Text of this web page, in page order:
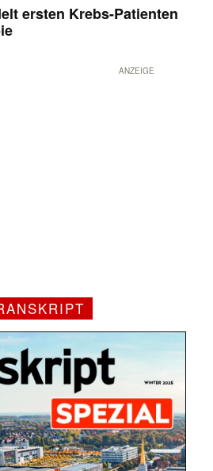
Newsletter
aktuell informiert.
ersten Krebs-Patienten
ANZEIGE